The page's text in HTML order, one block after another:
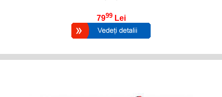
7999 Lei